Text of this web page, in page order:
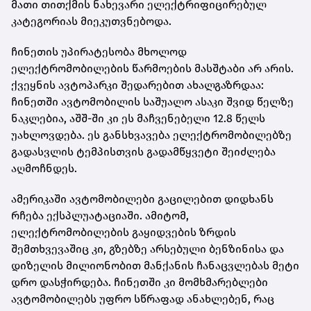
მათი თითქმის ნახევარი ელექტრიფიცირებულ
კატეგორიას მიეკუთვნებოდა.
ჩინეთის უპირატესობა მხოლოდ
ელექტრომობილების წარმოების მასშტაბი არ არის.
ქვეყნის ავტოპარკი შედარებით ახალგაზრდაა:
ჩინეთში ავტომობილის საშუალო ასაკი შვიდ წელზე
ნაკლებია, აშშ-ში კი ეს მაჩვენებელი 12.8 წელს
უახლოვდება. ეს განსხვავება ელექტრომობილებზე
გადასვლის ტემპისთვის გადამწყვეტი შეიძლება
აღმოჩნდეს.
ამერიკაში ავტომობილები გაცილებით დიდხანს
რჩება ექსპლუატაციაში. ამიტომ,
ელექტრომობილების გაყიდვების ზრდის
შემთხვევაშიც კი, გზებზე არსებული ბენზინისა და
დიზელის მილიონობით მანქანის ჩანაცვლებას მეტი
დრო დასჭირდება. ჩინეთში კი მომხმარებლები
ავტომობილებს უფრო სწრაფად ანახლებენ, რაც